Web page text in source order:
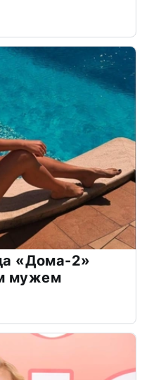
«Дома-2»
мужем